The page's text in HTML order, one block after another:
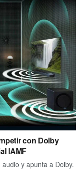
con Dolby
IAMF
y apunta a Dolby.